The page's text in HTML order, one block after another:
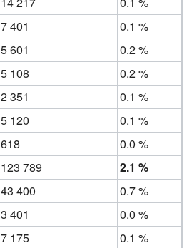
7 401
0.1 %
5 601
0.2 %
5 108
0.2 %
2 351
0.1 %
5 120
0.1 %
618
0.0 %
123 789
2.1 %
43 400
0.7 %
3 401
0.0 %
7 175
0.1 %